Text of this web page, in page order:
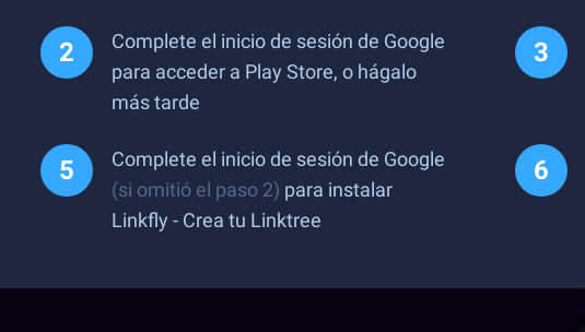
Complete el inicio de sesión de Google
para acceder a Play Store, o hágalo
más tarde
Complete el inicio de sesión de Google
(si omitió el paso 2) para instalar
Linkfly - Crea tu Linktree